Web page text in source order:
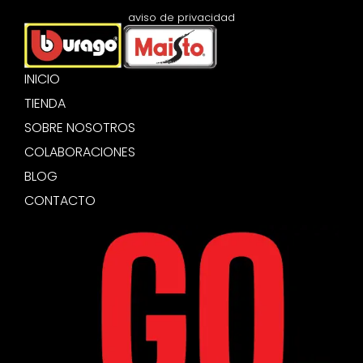
INICIO
TIENDA
SOBRE NOSOTROS
COLABORACIONES
BLOG
CONTACTO
aviso de privacidad